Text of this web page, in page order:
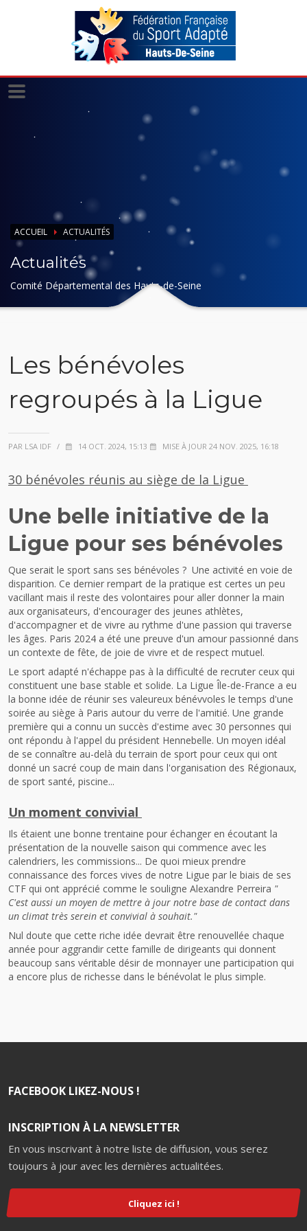
ACCUEIL ACTUALITÉS
Actualités
Comité Départemental des Hauts-de-Seine
Les bénévoles
regroupés à la Ligue
PAR LSA IDF / 14 OCT. 2024, 15:13 MISE À JOUR 24 NOV. 2025, 16:18
30 bénévoles réunis au siège de la Ligue
Une belle initiative de la
Ligue pour ses bénévoles
Que serait le sport sans ses bénévoles ? Une activité en voie de
disparition. Ce dernier rempart de la pratique est certes un peu
vacillant mais il reste des volontaires pour aller donner la main
aux organisateurs, d'encourager des jeunes athlètes,
d'accompagner et de vivre au rythme d'une passion qui traverse
les âges. Paris 2024 a été une preuve d'un amour passionné dans
un contexte de fête, de joie de vivre et de respect mutuel.
Le sport adapté n'échappe pas à la difficulté de recruter ceux qui
constituent une base stable et solide. La Ligue Île-de-France a eu
la bonne idée de réunir ses valeureux bénévvoles le temps d'une
soirée au siège à Paris autour du verre de l'amitié. Une grande
première qui a connu un succès d'estime avec 30 personnes qui
ont répondu à l'appel du président Hennebelle. Un moyen idéal
de se connaître au-delà du terrain de sport pour ceux qui ont
donné un sacré coup de main dans l'organisation des Régionaux,
de sport santé, piscine...
Un moment convivial
Ils étaient une bonne trentaine pour échanger en écoutant la
présentation de la nouvelle saison qui commence avec les
calendriers, les commissions... De quoi mieux prendre
connaissance des forces vives de notre Ligue par le biais de ses
CTF qui ont apprécié comme le souligne Alexandre Perreira "
C'est aussi un moyen de mettre à jour notre base de contact dans
un climat très serein et convivial à souhait."
Nul doute que cette riche idée devrait être renouvellée chaque
année pour aggrandir cette famille de dirigeants qui donnent
beaucoup sans véritable désir de monnayer une participation qui
a encore plus de richesse dans le bénévolat le plus simple.
FACEBOOK LIKEZ-NOUS !
INSCRIPTION À LA NEWSLETTER
En vous inscrivant à notre liste de diffusion, vous serez
toujours à jour avec les dernières actualitées.
Cliquez ici !
Panneau de gestion des cookies